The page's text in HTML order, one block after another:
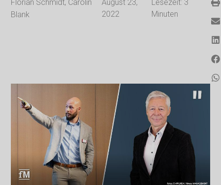
Florian Schmidt, Carolin
Blank
August 23,
2022
Lesezeit: 3
Minuten